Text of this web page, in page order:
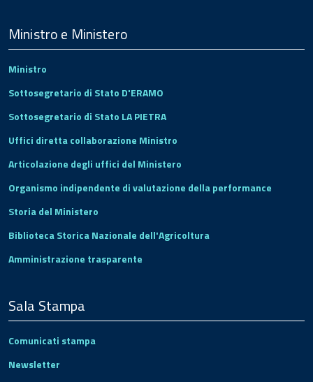
Footer
Ministro e Ministero
Ministro
Sottosegretario di Stato D'ERAMO
Sottosegretario di Stato LA PIETRA
Uffici diretta collaborazione Ministro
Articolazione degli uffici del Ministero
Organismo indipendente di valutazione della performance
Storia del Ministero
Biblioteca Storica Nazionale dell'Agricoltura
Amministrazione trasparente
Sala Stampa
Comunicati stampa
Newsletter